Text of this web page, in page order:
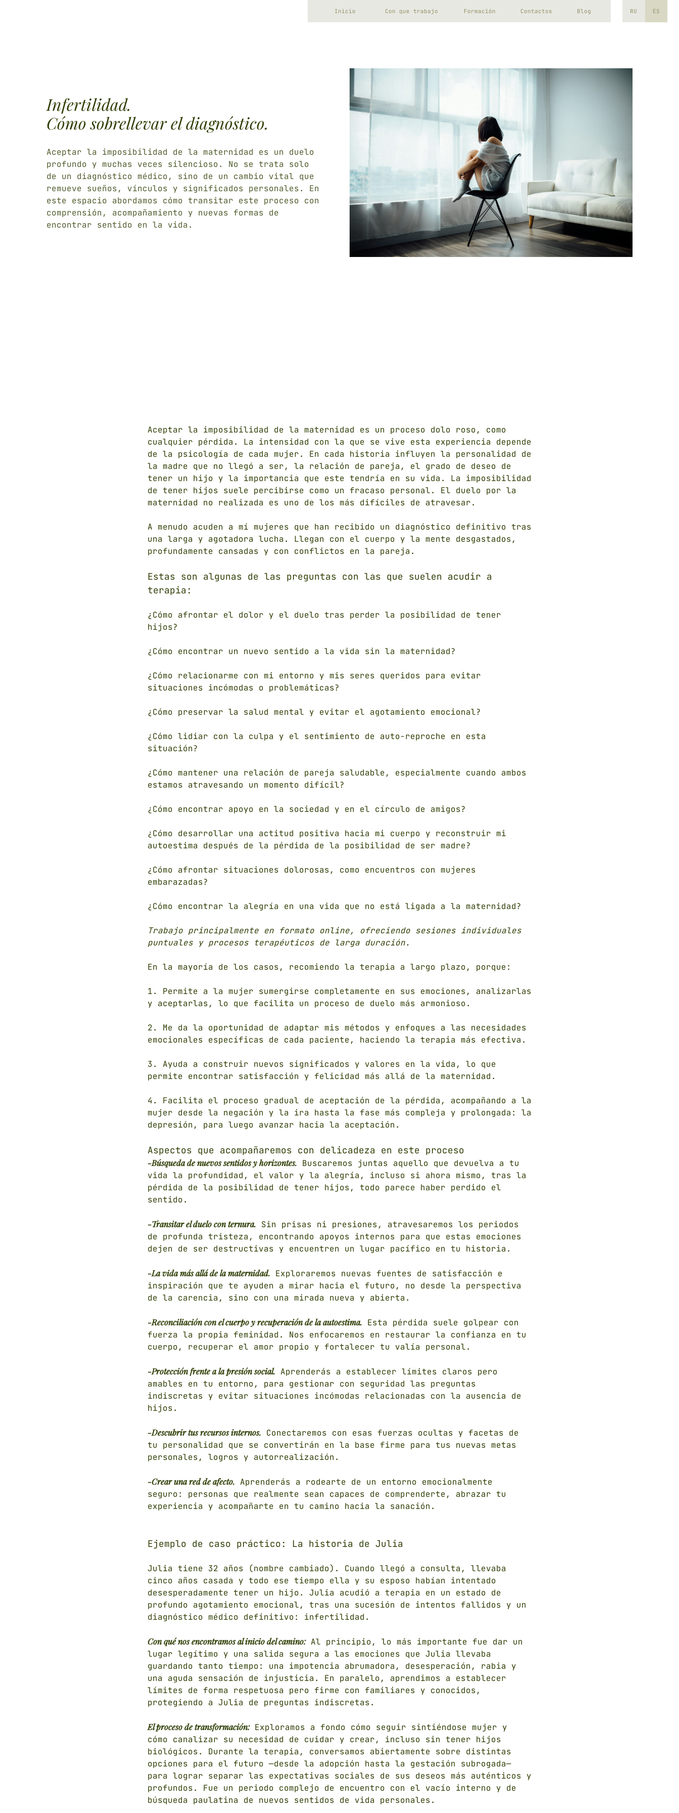
Con que trabajo Formación Contactos Blog ES
Infertilidad.
Cómo sobrellevar el diagnóstico.
Aceptar la imposibilidad de la maternidad es un duelo
profundo y muchas veces silencioso. No se trata solo
de un diagnóstico médico, sino de un cambio vital que
remueve sueños, vínculos y significados personales. En
este espacio abordamos cómo transitar este proceso con
comprensión, acompañamiento y nuevas formas de
encontrar sentido en la vida.
Aceptar la imposibilidad de la maternidad es un proceso dolo roso, como
cualquier pérdida. La intensidad con la que se vive esta experiencia depende
de la psicología de cada mujer. En cada historia influyen la personalidad de
la madre que no llegó a ser, la relación de pareja, el grado de deseo de
tener un hijo y la importancia que este tendría en su vida. La imposibilidad
de tener hijos suele percibirse como un fracaso personal. El duelo por la
maternidad no realizada es uno de los más difíciles de atravesar.
A menudo acuden a mí mujeres que han recibido un diagnóstico definitivo tras
una larga y agotadora lucha. Llegan con el cuerpo y la mente desgastados,
profundamente cansadаs y con conflictos en la pareja.
Estas son algunas de las preguntas con las que suelen acudir a
terapia:
¿Cómo afrontar el dolor y el duelo tras perder la posibilidad de tener
hijos?
¿Cómo encontrar un nuevo sentido a la vida sin la maternidad?
¿Cómo relacionarme con mi entorno y mis seres queridos para evitar
situaciones incómodas o problemáticas?
¿Cómo preservar la salud mental y evitar el agotamiento emocional?
¿Cómo lidiar con la culpa y el sentimiento de auto-reproche en esta
situación?
¿Cómo mantener una relación de pareja saludable, especialmente cuando ambos
estamos atravesando un momento difícil?
¿Cómo encontrar apoyo en la sociedad y en el círculo de amigos?
¿Cómo desarrollar una actitud positiva hacia mi cuerpo y reconstruir mi
autoestima después de la pérdida de la posibilidad de ser madre?
¿Cómo afrontar situaciones dolorosas, como encuentros con mujeres
embarazadas?
¿Cómo encontrar la alegría en una vida que no está ligada a la maternidad?
Trabajo principalmente en formato online, ofreciendo sesiones individuales
puntuales y procesos terapéuticos de larga duración.
En la mayoría de los casos, recomiendo la terapia a largo plazo, porque:
1. Permite a la mujer sumergirse completamente en sus emociones, analizarlas
y aceptarlas, lo que facilita un proceso de duelo más armonioso.
2. Me da la oportunidad de adaptar mis métodos y enfoques a las necesidades
emocionales específicas de cada paciente, haciendo la terapia más efectiva.
3. Ayuda a construir nuevos significados y valores en la vida, lo que
permite encontrar satisfacción y felicidad más allá de la maternidad.
4. Facilita el proceso gradual de aceptación de la pérdida, acompañando a la
mujer desde la negación y la ira hasta la fase más compleja y prolongada: la
depresión, para luego avanzar hacia la aceptación.
Aspectos que acompañaremos con delicadeza en este proceso
-Búsqueda de nuevos sentidos y horizontes. Buscaremos juntas aquello que devuelva a tu
vida la profundidad, el valor y la alegría, incluso si ahora mismo, tras la
pérdida de la posibilidad de tener hijos, todo parece haber perdido el
sentido.
-Transitar el duelo con ternura. Sin prisas ni presiones, atravesaremos los periodos
de profunda tristeza, encontrando apoyos internos para que estas emociones
dejen de ser destructivas y encuentren un lugar pacífico en tu historia.
-La vida más allá de la maternidad. Exploraremos nuevas fuentes de satisfacción e
inspiración que te ayuden a mirar hacia el futuro, no desde la perspectiva
de la carencia, sino con una mirada nueva y abierta.
-Reconciliación con el cuerpo y recuperación de la autoestima. Esta pérdida suele golpear con
fuerza la propia feminidad. Nos enfocaremos en restaurar la confianza en tu
cuerpo, recuperar el amor propio y fortalecer tu valía personal.
-Protección frente a la presión social. Aprenderás a establecer límites claros pero
amables en tu entorno, para gestionar con seguridad las preguntas
indiscretas y evitar situaciones incómodas relacionadas con la ausencia de
hijos.
-Descubrir tus recursos internos. Conectaremos con esas fuerzas ocultas y facetas de
tu personalidad que se convertirán en la base firme para tus nuevas metas
personales, logros y autorrealización.
-Crear una red de afecto. Aprenderás a rodearte de un entorno emocionalmente
seguro: personas que realmente sean capaces de comprenderte, abrazar tu
experiencia y acompañarte en tu camino hacia la sanación.
Ejemplo de caso práctico: La historia de Julia
Julia tiene 32 años (nombre cambiado). Cuando llegó a consulta, llevaba
cinco años casada y todo ese tiempo ella y su esposo habían intentado
desesperadamente tener un hijo. Julia acudió a terapia en un estado de
profundo agotamiento emocional, tras una sucesión de intentos fallidos y un
diagnóstico médico definitivo: infertilidad.
Con qué nos encontramos al inicio del camino:Al principio, lo más importante fue dar un
lugar legítimo y una salida segura a las emociones que Julia llevaba
guardando tanto tiempo: una impotencia abrumadora, desesperación, rabia y
una aguda sensación de injusticia. En paralelo, aprendimos a establecer
límites de forma respetuosa pero firme con familiares y conocidos,
protegiendo a Julia de preguntas indiscretas.
El proceso de transformación:Exploramos a fondo cómo seguir sintiéndose mujer y
cómo canalizar su necesidad de cuidar y crear, incluso sin tener hijos
biológicos. Durante la terapia, conversamos abiertamente sobre distintas
opciones para el futuro —desde la adopción hasta la gestación subrogada—
para lograr separar las expectativas sociales de sus deseos más auténticos y
profundos. Fue un periodo complejo de encuentro con el vacío interno y de
búsqueda paulatina de nuevos sentidos de vida personales.